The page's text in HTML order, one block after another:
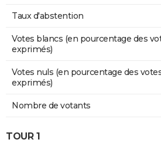
Taux d'abstention
Votes blancs (en pourcentage des
exprimés)
Votes nuls (en pourcentage des
exprimés)
Nombre de votants
TOUR 1